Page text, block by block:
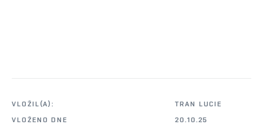
VLOŽIL(A):
TRAN LUCIE
VLOŽENO DNE
20.10.25